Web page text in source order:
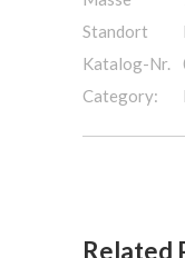
Standort
Katalog-Nr.
Category:
Related